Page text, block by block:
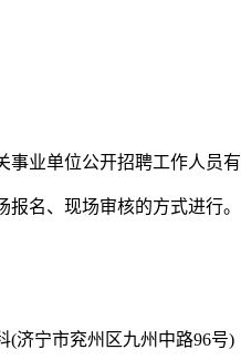
业单位公开招聘工作人员有
名、现场审核的方式进行
(济宁市兖州区九州中路96号)